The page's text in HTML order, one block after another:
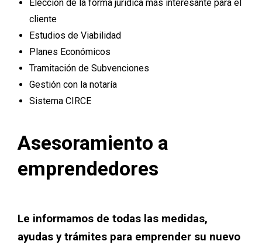
Elección de la forma jurídica más interesante para el
cliente
Estudios de Viabilidad
Planes Económicos
Tramitación de Subvenciones
Gestión con la notaría
Sistema CIRCE
Asesoramiento a
emprendedores
Le informamos de todas las medidas,
ayudas y trámites para emprender su nuevo